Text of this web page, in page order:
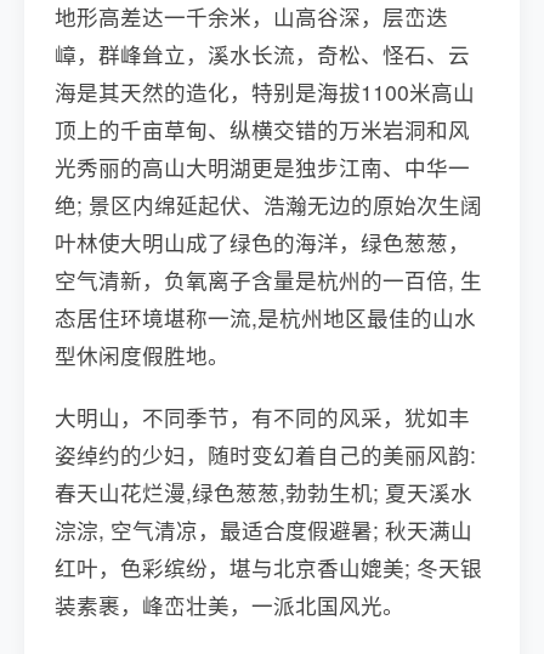
地形高差达一千余米，山高谷深，层峦迭
嶂，群峰耸立，溪水长流，奇松、怪石、云
海是其天然的造化，特别是海拔1100米高山
顶上的千亩草甸、纵横交错的万米岩洞和风
光秀丽的高山大明湖更是独步江南、中华一
绝; 景区内绵延起伏、浩瀚无边的原始次生阔
叶林使大明山成了绿色的海洋，绿色葱葱，
空气清新，负氧离子含量是杭州的一百倍, 生
态居住环境堪称一流,是杭州地区最佳的山水
型休闲度假胜地。
大明山，不同季节，有不同的风采，犹如丰
姿绰约的少妇，随时变幻着自己的美丽风韵:
春天山花烂漫,绿色葱葱,勃勃生机; 夏天溪水
淙淙, 空气清凉，最适合度假避暑; 秋天满山
红叶，色彩缤纷，堪与北京香山媲美; 冬天银
装素裹，峰峦壮美，一派北国风光。